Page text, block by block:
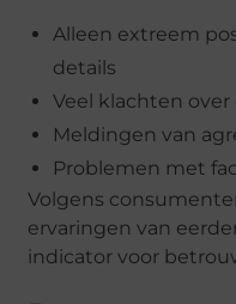
Alleen extreem
details
Veel klachten
Meldingen van
Problemen met
Volgens
ervaringen van
indicator voor